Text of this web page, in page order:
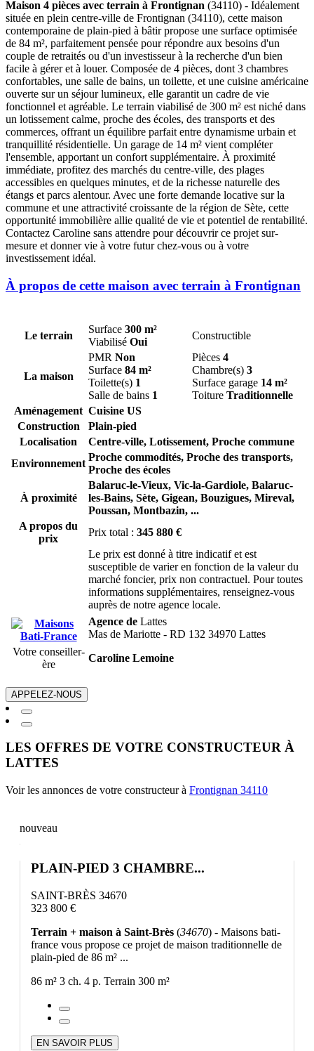
Maison 4 pièces avec terrain à Frontignan (34110) - Idéalement
située en plein centre-ville de Frontignan (34110), cette maison
contemporaine de plain-pied à bâtir propose une surface optimisée
de 84 m², parfaitement pensée pour répondre aux besoins d'un
couple de retraités ou d'un investisseur à la recherche d'un bien
facile à gérer et à louer. Composée de 4 pièces, dont 3 chambres
confortables, une salle de bains, un toilette, et une cuisine américaine
ouverte sur un séjour lumineux, elle garantit un cadre de vie
fonctionnel et agréable. Le terrain viabilisé de 300 m² est niché dans
un lotissement calme, proche des écoles, des transports et des
commerces, offrant un équilibre parfait entre dynamisme urbain et
tranquillité résidentielle. Un garage de 14 m² vient compléter
l'ensemble, apportant un confort supplémentaire. À proximité
immédiate, profitez des marchés du centre-ville, des plages
accessibles en quelques minutes, et de la richesse naturelle des
étangs et parcs alentour. Avec une forte demande locative sur la
commune et une attractivité croissante de la région de Sète, cette
opportunité immobilière allie qualité de vie et potentiel de rentabilité.
Contactez Caroline sans attendre pour découvrir ce projet sur-
mesure et donner vie à votre futur chez-vous ou à votre
investissement idéal.
À propos de cette maison avec terrain à Frontignan
Le terrain
Surface 300 m²
Viabilisé Oui
Constructible
La maison
PMR Non
Surface 84 m²
Toilette(s) 1
Salle de bains 1
Pièces 4
Chambre(s) 3
Surface garage 14 m²
Toiture Traditionnelle
Aménagement Cuisine US
Construction
Plain-pied
Localisation
Centre-ville, Lotissement, Proche commune
Environnement
Proche commodités, Proche des transports,
Proche des écoles
À proximité
Balaruc-le-Vieux, Vic-la-Gardiole, Balaruc-
les-Bains, Sète, Gigean, Bouzigues, Mireval,
Poussan, Montbazin, ...
A propos du
prix
Prix total : 345 880 €
Le prix est donné à titre indicatif et est
susceptible de varier en fonction de la valeur du
marché foncier, prix non contractuel. Pour toutes
informations supplémentaires, renseignez-vous
auprès de notre agence locale.
Agence de Lattes
Mas de Mariotte - RD 132 34970 Lattes
Votre conseiller-
ère
Caroline Lemoine
APPELEZ-NOUS
LES OFFRES DE VOTRE CONSTRUCTEUR À
LATTES
Voir les annonces de votre constructeur à Frontignan 34110
nouveau
PLAIN-PIED 3 CHAMBRE...
SAINT-BRÈS 34670
323 800 €
Terrain + maison à Saint-Brès (34670) - Maisons bati-
france vous propose ce projet de maison traditionnelle de
plain-pied de 86 m² ...
86 m² 3 ch. 4 p. Terrain 300 m²
EN SAVOIR PLUS